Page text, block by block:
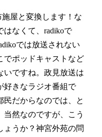
屋と変換します！な
なくて、radikoで
では放送されない
でポッドキャストなど
いですね。政見放送は
好きなラジオ番組で
だからなのでは、と
然なのですが、こう
ょうか？神宮外苑の問